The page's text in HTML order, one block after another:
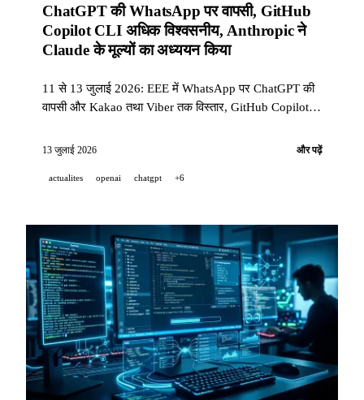
ChatGPT की WhatsApp पर वापसी, GitHub
Copilot CLI अधिक विश्वसनीय, Anthropic ने
Claude के मूल्यों का अध्ययन किया
11 से 13 जुलाई 2026: EEE में WhatsApp पर ChatGPT की
वापसी और Kakao तथा Viber तक विस्तार, GitHub Copilot
Anthropic का अध्ययन, साथ ही विश्वसनीय एजेंटों और भौतिक
13 जुलाई 2026 और पढ़ें
actualites openai chatgpt +6